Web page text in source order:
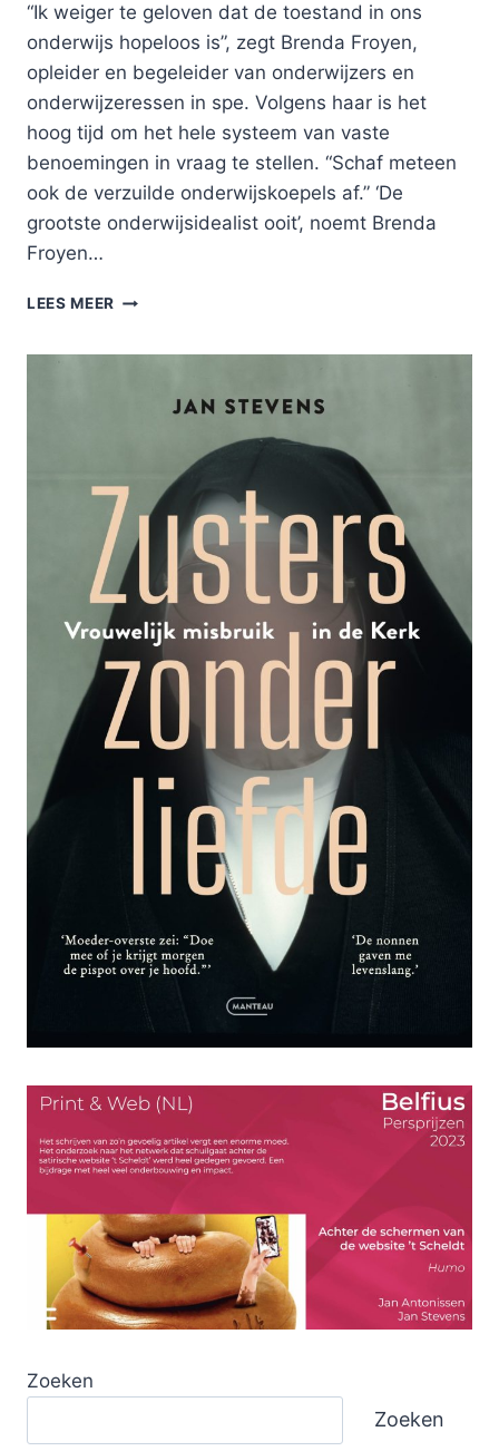
“Ik weiger te geloven dat de toestand in ons
onderwijs hopeloos is”, zegt Brenda Froyen,
opleider en begeleider van onderwijzers en
onderwijzeressen in spe. Volgens haar is het
hoog tijd om het hele systeem van vaste
benoemingen in vraag te stellen. “Schaf meteen
ook de verzuilde onderwijskoepels af.” ‘De
grootste onderwijsidealist ooit’, noemt Brenda
Froyen…
LEES MEER ‘WIE
VERANDERING
METEEN
AFGESTRAFT’
Zoeken
Zoeken